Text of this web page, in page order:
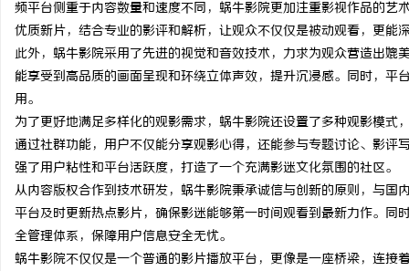
频平台侧重于内容数量和速度不同，蜗牛影院更加注重影视作品的
优质新片，结合专业的影评和解析，让观众不仅仅是被动观看，更能
此外，蜗牛影院采用了先进的视觉和音效技术，力求为观众营造出
能享受到高品质的画面呈现和环绕立体声效，提升沉浸感。同时，
用。
为了更好地满足多样化的观影需求，蜗牛影院还设置了多种观影模
通过社群功能，用户不仅能分享观影心得，还能参与专题讨论、影
强了用户粘性和平台活跃度，打造了一个充满影迷文化氛围的社区。
从内容版权合作到技术研发，蜗牛影院秉承诚信与创新的原则，与
平台及时更新热点影片，确保影迷能够第一时间观看到最新力作。
全管理体系，保障用户信息安全无忧。
蜗牛影院不仅仅是一个普通的影片播放平台，更像是一座桥梁，连